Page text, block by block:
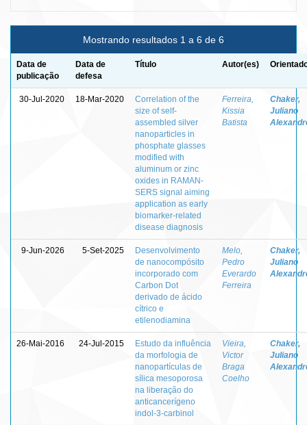
Mostrando resultados 1 a 6 de 6
Data de
publicação
Data de
defesa
Título Autor(es)
30-Jul-2020 18-Mar-2020
Correlation of the
size of self-
assembled silver
nanoparticles in
phosphate glasses
modified with
aluminum or zinc
oxides in RAMAN-
SERS signal aiming
application as early
biomarker-related
disease diagnosis
Ferreira,
Kissia
Batista
Chaker,
Juliano
9-Jun-2026 5-Set-2025
Desenvolvimento
de nanocompósito
incorporado com
Carbon Dot
derivado de ácido
cítrico e
etilenodiamina
Melo,
Pedro
Everardo
Ferreira
Chaker,
Juliano
26-Mai-2016 24-Jul-2015
Estudo da influência
da morfologia de
nanopartículas de
sílica mesoporosa
na liberação do
anticancerígeno
indol-3-carbinol
Vieira,
Victor
Braga
Coelho
Chaker,
Juliano